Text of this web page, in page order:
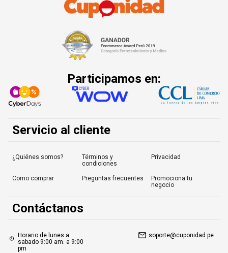
Participamos en:
Servicio al cliente
¿Quiénes somos?
Términos y
condiciones
Privacidad
Como comprar Preguntas frecuentes
Promociona tu
negocio
Contáctanos
Horario de lunes a
sabado 9:00 am. a 9:00
pm
soporte@cuponidad.pe